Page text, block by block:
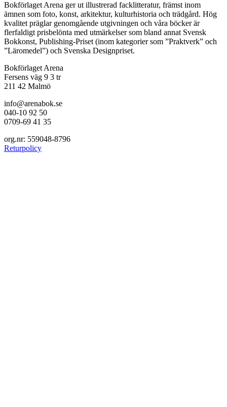
Bokförlaget Arena ger ut illustrerad facklitteratur, främst inom
ämnen som foto, konst, arkitektur, kulturhistoria och trädgård. Hög
kvalitet präglar genomgående utgivningen och våra böcker är
flerfaldigt prisbelönta med utmärkelser som bland annat Svensk
Bokkonst, Publishing-Priset (inom kategorier som ”Praktverk” och
”Läromedel”) och Svenska Designpriset.
Bokförlaget Arena
Fersens väg 9 3 tr
211 42 Malmö
info@arenabok.se
040-10 92 50
0709-69 41 35
org.nr: 559048-8796
Returpolicy